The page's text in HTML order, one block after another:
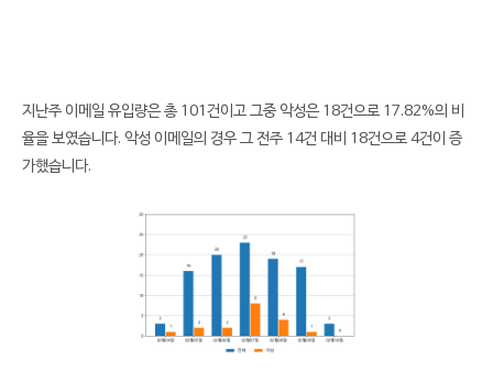
지난주 이메일 유입량은 총 101건이고 그중 악성은 18건으로 17.82%의 비
율을 보였습니다. 악성 이메일의 경우 그 전주 14건 대비 18건으로 4건이 증
가했습니다.